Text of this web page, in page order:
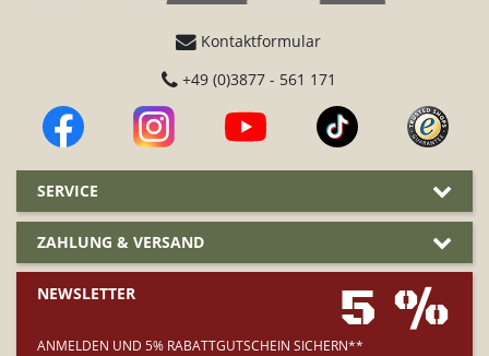
Kontaktformular
+49 (0)3877 - 561 171
SERVICE
ZAHLUNG & VERSAND
NEWSLETTER 5 %
ANMELDEN UND 5% RABATTGUTSCHEIN SICHERN**